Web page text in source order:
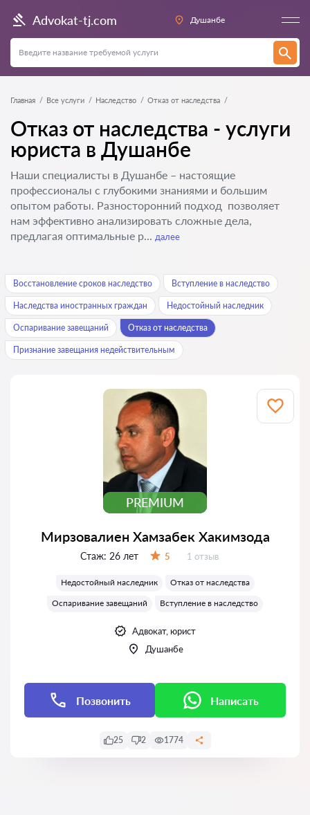
Advokat-tj.com Душанбе
Главная Все услуги Наследство Отказ от наследства
Отказ от наследства - услуги
юриста в Душанбе
Наши специалисты в Душанбе – настоящие
профессионалы с глубокими знаниями и большим
опытом работы. Разносторонний подход позволяет
нам эффективно анализировать сложные дела,
предлагая оптимальные р... далее
Восстановление сроков наследство Вступление в наследство
Наследства иностранных граждан Недостойный наследник
Оспаривание завещаний Отказ от наследства
Признание завещания недействительным
PREMIUM
Мирзовалиен Хамзабек Хакимзода
Стаж: 26 лет 5 Отзывов:
1 отзыв
Недостойный наследник
Отказ от наследства
Оспаривание завещаний
Вступление в наследство
Адвокат, юрист
Душанбе
Позвонить Написать
25 2 1774